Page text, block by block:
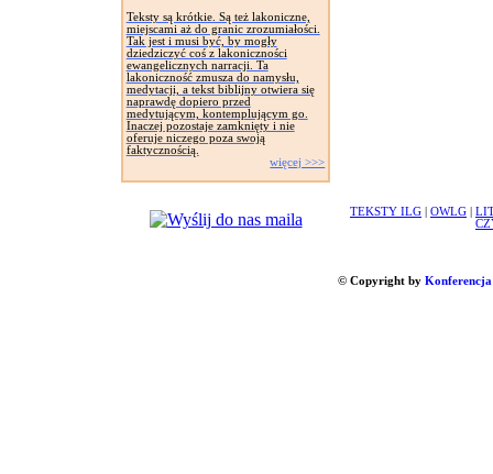
Teksty są krótkie. Są też lakoniczne,
miejscami aż do granic zrozumiałości.
Tak jest i musi być, by mogły
dziedziczyć coś z lakoniczności
ewangelicznych narracji. Ta
lakoniczność zmusza do namysłu,
medytacji, a tekst biblijny otwiera się
naprawdę dopiero przed
medytującym, kontemplującym go.
Inaczej pozostaje zamknięty i nie
oferuje niczego poza swoją
faktycznością.
więcej >>>
TEKSTY ILG OWLG
© Copyright by Konferencja